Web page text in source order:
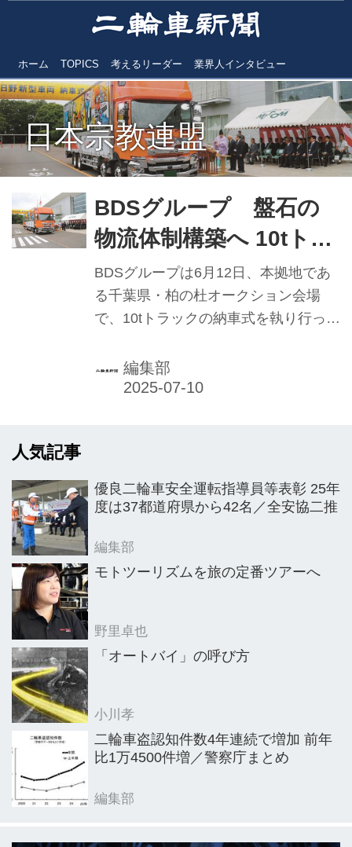
ホーム TOPICS 考えるリーダー 業界人インタビュー
日本宗教連盟
BDSグループ 盤石の
物流体制構築へ 10tトラ
ック納車式で決意示す
BDSグループは6月12日、本拠地であ
る千葉県・柏の杜オークション会場
で、10tトラックの納車式を執り行っ
編集部
人気記事
優良二輪車安全運転指導員等表彰 25年
度は37都道府県から42名／全安協二推
編集部
モトツーリズムを旅の定番ツアーへ
野里卓也
「オートバイ」の呼び方
小川孝
二輪車盗認知件数4年連続で増加 前年
比1万4500件増／警察庁まとめ
編集部